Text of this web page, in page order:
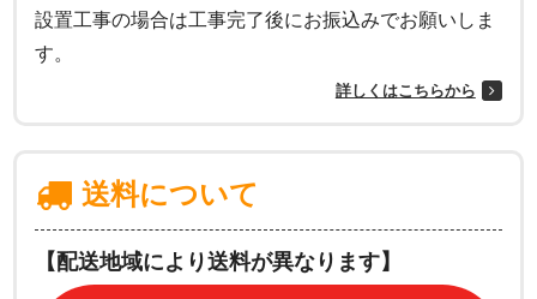
設置工事の場合は工事完了後にお振込みでお願いしま
す。
詳しくはこちらから
送料について
【配送地域により送料が異なります】